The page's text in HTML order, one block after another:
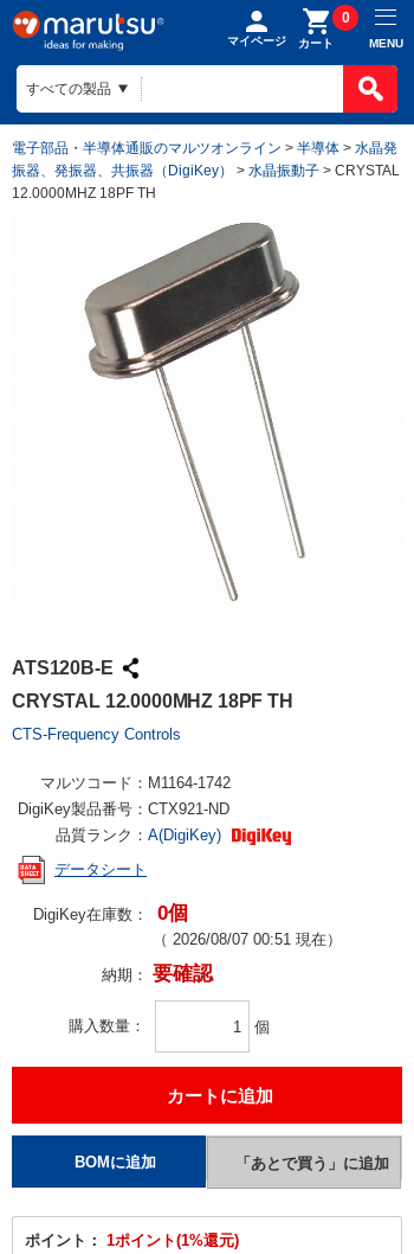
マイページ カート
0
MENU
電子部品・半導体通販のマルツオンライン > 半導体 > 水晶発
振器、発振器、共振器（DigiKey）
> 水晶振動子 > CRYSTAL
12.0000MHZ 18PF TH
ATS120B-E
CRYSTAL 12.0000MHZ 18PF TH
CTS-Frequency Controls
マルツコード： M1164-1742
DigiKey製品番号： CTX921-ND
品質ランク： A(DigiKey)
データシート
DigiKey在庫数： 0個
（ 2026/08/07 00:51 現在）
納期： 要確認
購入数量 個
ポイント： 1ポイント(1%還元)